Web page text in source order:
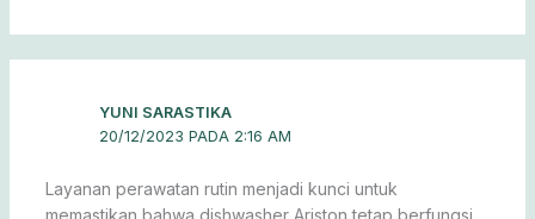
YUNI SARASTIKA
20/12/2023 PADA 2:16 AM
Layanan perawatan rutin menjadi kunci untuk